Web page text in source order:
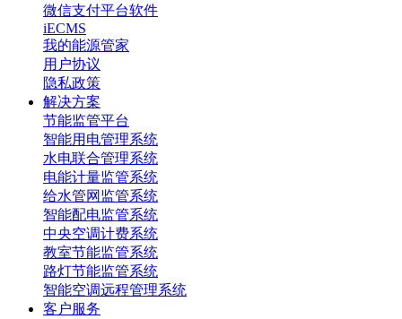
微信支付平台软件
iECMS
我的能源管家
用户协议
隐私政策
解决方案
节能监管平台
智能用电管理系统
水电联合管理系统
电能计量监管系统
给水管网监管系统
智能配电监管系统
中央空调计费系统
教室节能监管系统
路灯节能监管系统
智能空调远程管理系统
客户服务